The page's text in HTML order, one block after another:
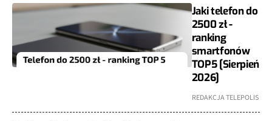
Jaki telefon do
2500 zł -
ranking
smartfonów
TOP5 [Sierpień
2026]
REDAKCJA TELEPOLIS